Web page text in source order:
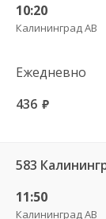
10:20
Калининград АВ
Ежедневно
436 руб.
11:50
Калининград АВ